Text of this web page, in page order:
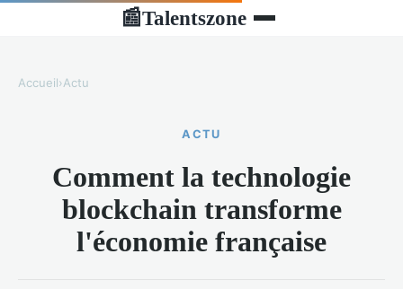
📰Talentszone
Accueil›Actu
ACTU
Comment la technologie
blockchain transforme
l'économie française